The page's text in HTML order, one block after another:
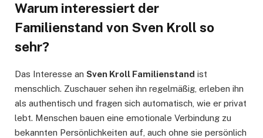
Warum interessiert der
Familienstand von Sven Kroll so
sehr?
Das Interesse an Sven Kroll Familienstand ist
menschlich. Zuschauer sehen ihn regelmäßig, erleben ihn
als authentisch und fragen sich automatisch, wie er privat
lebt. Menschen bauen eine emotionale Verbindung zu
bekannten Persönlichkeiten auf, auch ohne sie persönlich